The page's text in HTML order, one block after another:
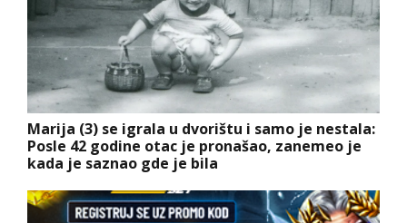
Marija (3) se igrala u dvorištu i samo je nestala:
Posle 42 godine otac je pronašao, zanemeo je
kada je saznao gde je bila